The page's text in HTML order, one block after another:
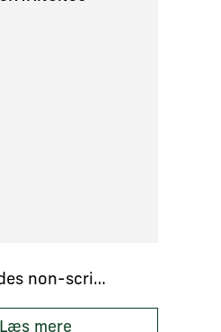
Hyacinthoides non-scripta
Læs mere